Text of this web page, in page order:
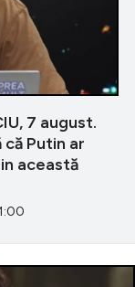
7 august.
Putin ar
această